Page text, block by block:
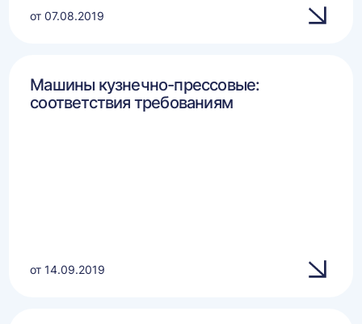
от 07.08.2019
Машины кузнечно-прессовые:
соответствия требованиям
от 14.09.2019